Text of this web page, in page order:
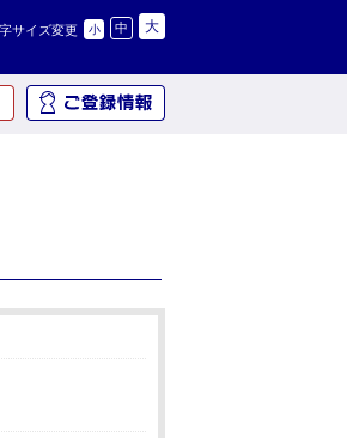
サイズ変更 小 中 大